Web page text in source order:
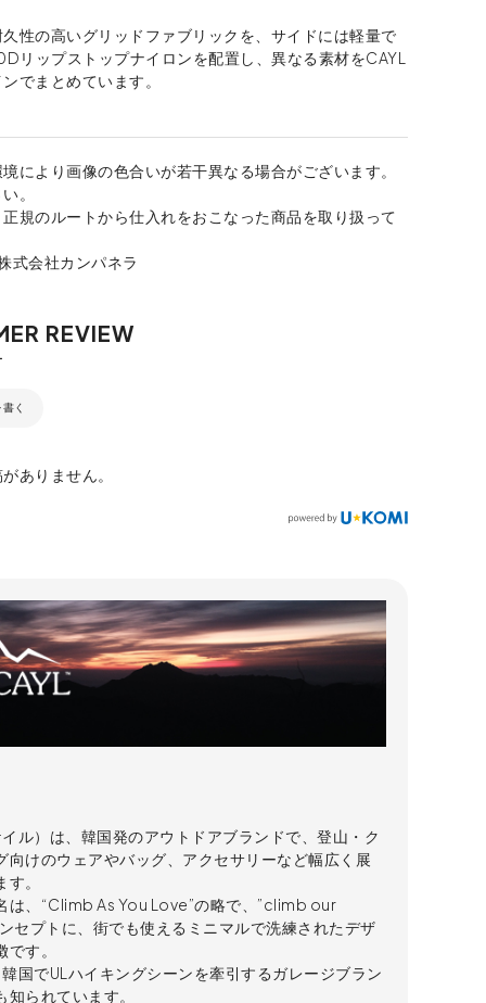
久性の高いグリッドファブリックを、サイドには軽量で
リップストップナイロンを配置し、異なる素材をCAYL
でまとめています。
により画像の色合いが若干異なる場合がございます。
。
規のルートから仕入れをおこなった商品を取り扱って
式会社カンパネラ
く
ありません。
ル）は、韓国発のアウトドアブランドで、登山・ク
向けのウェアやバッグ、アクセサリーなど幅広く展
。
は、“Climb As You Love”の略で、”climb our
セプトに、街でも使えるミニマルで洗練されたデザ
す。
国でULハイキングシーンを牽引するガレージブラン
知られています。